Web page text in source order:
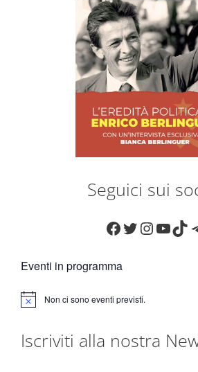
Seguici sui
Facebook
Twitter
Eventi in programma
N
c
Non ci sono eventi previsti.
Iscriviti alla nostra